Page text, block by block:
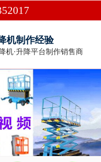
机制作经验
机·升降平台制作销售商